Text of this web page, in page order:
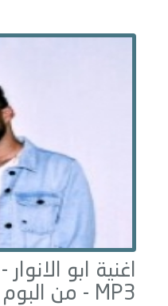
اغنية ابو الانوار -
MP3 - من البوم